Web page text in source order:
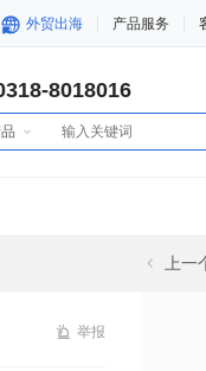
外贸出海 产品服务
8018016
上一
举报